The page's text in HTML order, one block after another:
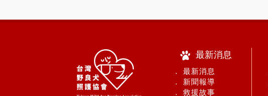
最新消息
． 最新消息
． 新聞報導
． 救援故事